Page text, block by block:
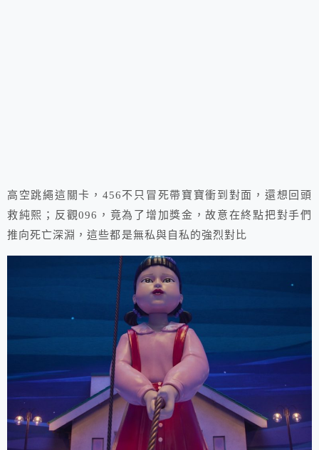
高空跳繩這關卡，456不只冒死帶寶寶衝到對面，還想回頭
救純熙；反觀096，竟為了增加獎金，故意在終點把對手們
推向死亡深淵，這些都是無私與自私的強烈對比